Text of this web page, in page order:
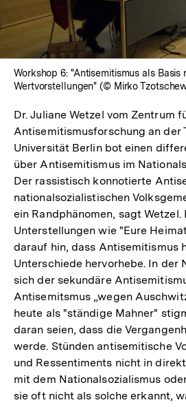
Workshop 6: "Antisemitismus als
Wertvorstellungen" (© Mirko
Dr. Juliane Wetzel vom Zentrum
Antisemitismusforschung an der
Universität Berlin bot einen
über Antisemitismus im
Der rassistisch konnotierte
nationalsozialistischen
ein Randphänomen, sagt Wetzel.
Unterstellungen wie "Eure
darauf hin, dass Antisemitismus
Unterschiede hervorhebe. In der
sich der sekundäre
Antisemitsmus „wegen
heute als "ständige Mahner"
daran seien, dass die
werde. Stünden antisemitische
und Ressentiments nicht in
mit dem Nationalsozialismus
sie oft nicht als solche erkannt,